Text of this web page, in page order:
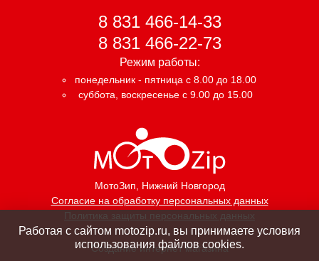
МотоЗип, Нижний Новгород
Согласие на обработку персональных данных
Политика защиты персональных данных
8 831 466-14-33
8 831 466-22-73
Режим работы:
понедельник - пятница с 8.00 до 18.00
суббота, воскресенье с 9.00 до 15.00
Создание интернет магазина
Работая с сайтом motozip.ru, вы принимаете условия
использования файлов cookies.